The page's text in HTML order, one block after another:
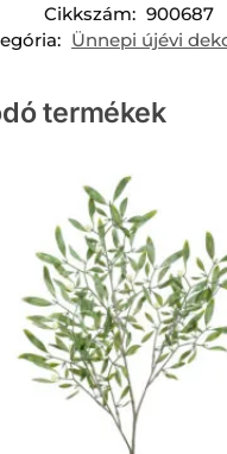
Cikkszám: 900687
Ünnepi újévi
termékek